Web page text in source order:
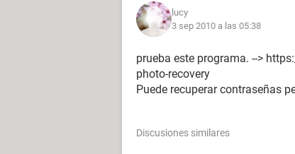
lucy
3 sep 2010 a las 05:38
prueba este programa. -->
photo-recovery
Puede recuperar contraseñas
Discusiones similares